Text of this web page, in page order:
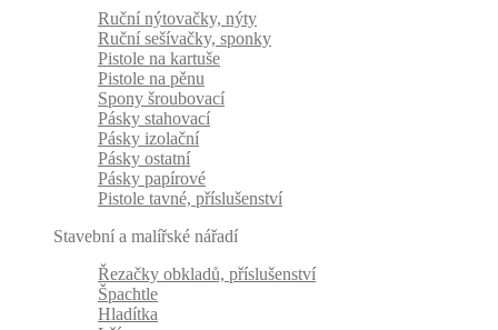
Ruční nýtovačky, nýty
Ruční sešívačky, sponky
Pistole na kartuše
Pistole na pěnu
Spony šroubovací
Pásky stahovací
Pásky izolační
Pásky ostatní
Pásky papírové
Pistole tavné, příslušenství
Stavební a malířské nářadí
Řezačky obkladů, příslušenství
Špachtle
Hladítka